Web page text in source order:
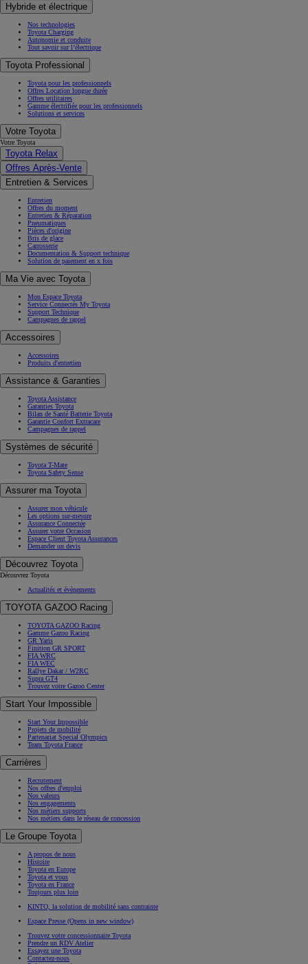
Hybride et électrique
Nos technologies
Toyota Charging
Autonomie et conduite
Tout savoir sur l’électrique
Toyota Professional
Toyota pour les professionnels
Offres Location longue durée
Offres utilitaires
Gamme électrifiée pour les professionnels
Solutions et services
Votre Toyota
Votre Toyota
Toyota Relax
Offres Après-Vente
Entretien & Services
Entretien
Offres du moment
Entretien & Réparation
Pneumatiques
Pièces d'origine
Bris de glace
Carrosserie
Documentation & Support technique
Solution de paiement en x fois
Ma Vie avec Toyota
Mon Espace Toyota
Service Connectés My Toyota
Support Technique
Campagnes de rappel
Accessoires
Accessoires
Produits d'entretien
Assistance & Garanties
Toyota Assistance
Garanties Toyota
Bilan de Santé Batterie Toyota
Garantie Confort Extracare
Campagnes de rappel
Systèmes de sécurité
Toyota T-Mate
Toyota Safety Sense
Assurer ma Toyota
Assurer mon véhicule
Les options sur-mesure
Assurance Connectée
Assurer votre Occasion
Espace Client Toyota Assurances
Demander un devis
Découvrez Toyota
Découvrez Toyota
Actualités et évènements
TOYOTA GAZOO Racing
TOYOTA GAZOO Racing
Gamme Gazoo Racing
GR Yaris
Finition GR SPORT
FIA WRC
FIA WEC
Rallye Dakar / W2RC
Supra GT4
Trouvez votre Gazoo Center
Start Your Impossible
Start Your Impossible
Projets de mobilité
Partenariat Special Olympics
Team Toyota France
Carrières
Recrutement
Nos offres d'emploi
Nos valeurs
Nos engagements
Nos métiers supports
Nos métiers dans le réseau de concession
Le Groupe Toyota
A propos de nous
Histoire
Toyota en Europe
Toyota et vous
Toyota en France
Toujours plus loin
KINTO, la solution de mobilité sans contrainte
Espace Presse (Opens in new window)
Trouvez votre concessionnaire Toyota
Prendre un RDV Atelier
Essayez une Toyota
Contactez-nous